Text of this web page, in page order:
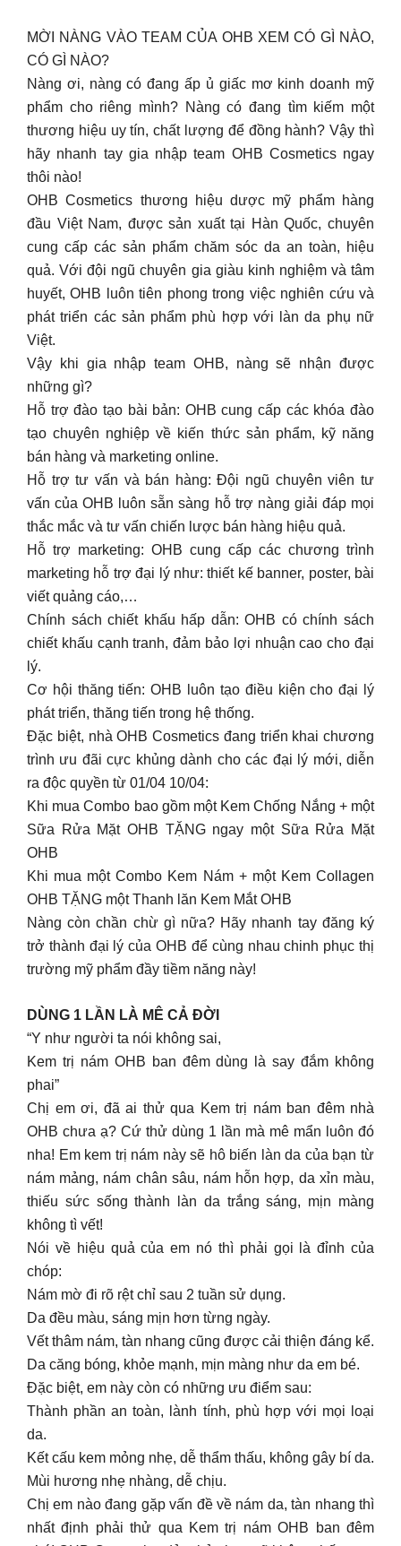
MỜI NÀNG VÀO TEAM CỦA OHB XEM CÓ GÌ NÀO,
CÓ GÌ NÀO?
Nàng ơi, nàng có đang ấp ủ giấc mơ kinh doanh mỹ
phẩm cho riêng mình? Nàng có đang tìm kiếm một
thương hiệu uy tín, chất lượng để đồng hành? Vậy thì
hãy nhanh tay gia nhập team OHB Cosmetics ngay
thôi nào!
OHB Cosmetics thương hiệu dược mỹ phẩm hàng
đầu Việt Nam, được sản xuất tại Hàn Quốc, chuyên
cung cấp các sản phẩm chăm sóc da an toàn, hiệu
quả. Với đội ngũ chuyên gia giàu kinh nghiệm và tâm
huyết, OHB luôn tiên phong trong việc nghiên cứu và
phát triển các sản phẩm phù hợp với làn da phụ nữ
Việt.
Vậy khi gia nhập team OHB, nàng sẽ nhận được
những gì?
Hỗ trợ đào tạo bài bản: OHB cung cấp các khóa đào
tạo chuyên nghiệp về kiến thức sản phẩm, kỹ năng
bán hàng và marketing online.
Hỗ trợ tư vấn và bán hàng: Đội ngũ chuyên viên tư
vấn của OHB luôn sẵn sàng hỗ trợ nàng giải đáp mọi
thắc mắc và tư vấn chiến lược bán hàng hiệu quả.
Hỗ trợ marketing: OHB cung cấp các chương trình
marketing hỗ trợ đại lý như: thiết kế banner, poster, bài
viết quảng cáo,…
Chính sách chiết khấu hấp dẫn: OHB có chính sách
chiết khấu cạnh tranh, đảm bảo lợi nhuận cao cho đại
lý.
Cơ hội thăng tiến: OHB luôn tạo điều kiện cho đại lý
phát triển, thăng tiến trong hệ thống.
Đặc biệt, nhà OHB Cosmetics đang triển khai chương
trình ưu đãi cực khủng dành cho các đại lý mới, diễn
ra độc quyền từ 01/04 10/04:
Khi mua Combo bao gồm một Kem Chống Nắng + một
Sữa Rửa Mặt OHB TẶNG ngay một Sữa Rửa Mặt
OHB
Khi mua một Combo Kem Nám + một Kem Collagen
OHB TẶNG một Thanh lăn Kem Mắt OHB
Nàng còn chần chừ gì nữa? Hãy nhanh tay đăng ký
trở thành đại lý của OHB để cùng nhau chinh phục thị
trường mỹ phẩm đầy tiềm năng này!
DÙNG 1 LẦN LÀ MÊ CẢ ĐỜI
“Y như người ta nói không sai,
Kem trị nám OHB ban đêm dùng là say đắm không
phai”
Chị em ơi, đã ai thử qua Kem trị nám ban đêm nhà
OHB chưa ạ? Cứ thử dùng 1 lần mà mê mẩn luôn đó
nha! Em kem trị nám này sẽ hô biến làn da của bạn từ
nám mảng, nám chân sâu, nám hỗn hợp, da xỉn màu,
thiếu sức sống thành làn da trắng sáng, mịn màng
không tì vết!
Nói về hiệu quả của em nó thì phải gọi là đỉnh của
chóp:
Nám mờ đi rõ rệt chỉ sau 2 tuần sử dụng.
Da đều màu, sáng mịn hơn từng ngày.
Vết thâm nám, tàn nhang cũng được cải thiện đáng kể.
Da căng bóng, khỏe mạnh, mịn màng như da em bé.
Đặc biệt, em này còn có những ưu điểm sau:
Thành phần an toàn, lành tính, phù hợp với mọi loại
da.
Kết cấu kem mỏng nhẹ, dễ thẩm thấu, không gây bí da.
Mùi hương nhẹ nhàng, dễ chịu.
Chị em nào đang gặp vấn đề về nám da, tàn nhang thì
nhất định phải thử qua Kem trị nám OHB ban đêm